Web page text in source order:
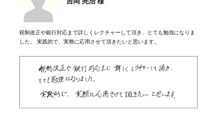
税制改正や銀行対応まで詳しくレクチャーして頂き、とても勉強になりま
した。 実践的で、実務に応用させて頂きたいと思います。